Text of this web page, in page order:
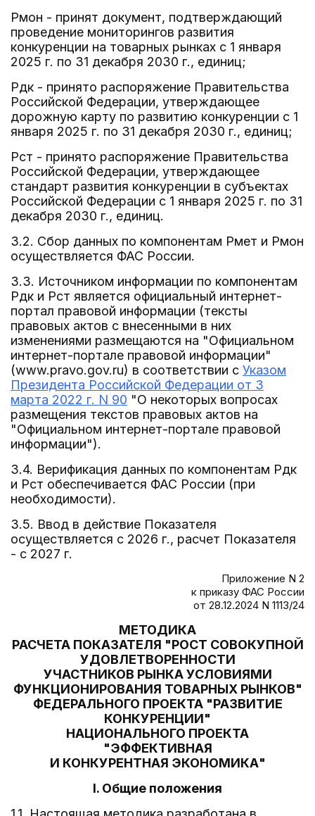
Рмон - принят документ, подтверждающий
проведение мониторингов развития
конкуренции на товарных рынках с 1 января
2025 г. по 31 декабря 2030 г., единиц;
Рдк - принято распоряжение Правительства
Российской Федерации, утверждающее
дорожную карту по развитию конкуренции с 1
января 2025 г. по 31 декабря 2030 г., единиц;
Рст - принято распоряжение Правительства
Российской Федерации, утверждающее
стандарт развития конкуренции в субъектах
Российской Федерации с 1 января 2025 г. по 31
декабря 2030 г., единиц.
3.2. Сбор данных по компонентам Рмет и Рмон
осуществляется ФАС России.
3.3. Источником информации по компонентам
Рдк и Рст является официальный интернет-
портал правовой информации (тексты
правовых актов с внесенными в них
изменениями размещаются на "Официальном
интернет-портале правовой информации"
(www.pravo.gov.ru) в соответствии с Указом
Президента Российской Федерации от 3
марта 2022 г. N 90 "О некоторых вопросах
размещения текстов правовых актов на
"Официальном интернет-портале правовой
информации").
3.4. Верификация данных по компонентам Рдк
и Рст обеспечивается ФАС России (при
необходимости).
3.5. Ввод в действие Показателя
осуществляется с 2026 г., расчет Показателя
- с 2027 г.
Приложение N 2
к приказу ФАС России
от 28.12.2024 N 1113/24
МЕТОДИКА
РАСЧЕТА ПОКАЗАТЕЛЯ "РОСТ СОВОКУПНОЙ
УДОВЛЕТВОРЕННОСТИ
УЧАСТНИКОВ РЫНКА УСЛОВИЯМИ
ФУНКЦИОНИРОВАНИЯ ТОВАРНЫХ РЫНКОВ"
ФЕДЕРАЛЬНОГО ПРОЕКТА "РАЗВИТИЕ
КОНКУРЕНЦИИ"
НАЦИОНАЛЬНОГО ПРОЕКТА
"ЭФФЕКТИВНАЯ
И КОНКУРЕНТНАЯ ЭКОНОМИКА"
I. Общие положения